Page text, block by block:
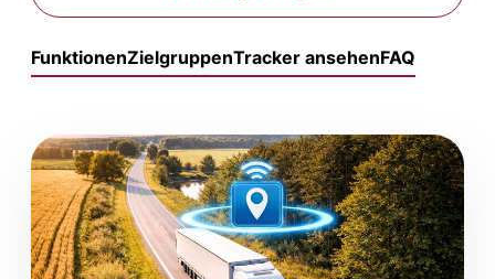
FunktionenZielgruppenTracker ansehenFAQ